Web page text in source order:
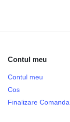
Contul meu
Contul meu
Cos
Finalizare Comanda